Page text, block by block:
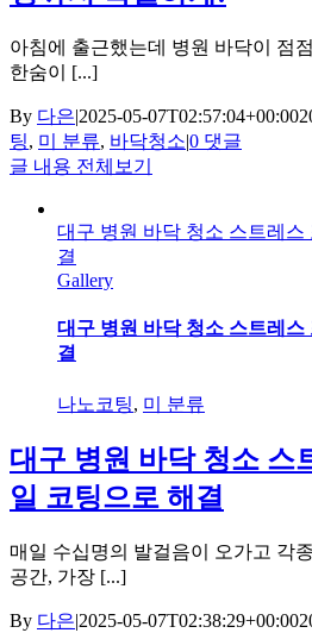
아침에 출근했는데 병원 바닥이 점
한숨이 [...]
By 다은|2025-05-07T02:57:04+00:00
팅, 미 분류, 바닥청소|0 댓글
글 내용 전체보기
대구 병원 바닥 청소 스트레스
결
Gallery
대구 병원 바닥 청소 스트레스
결
나노코팅, 미 분류
대구 병원 바닥 청소 스
일 코팅으로 해결
매일 수십명의 발걸음이 오가고 각
공간, 가장 [...]
By 다은|2025-05-07T02:38:29+00:00